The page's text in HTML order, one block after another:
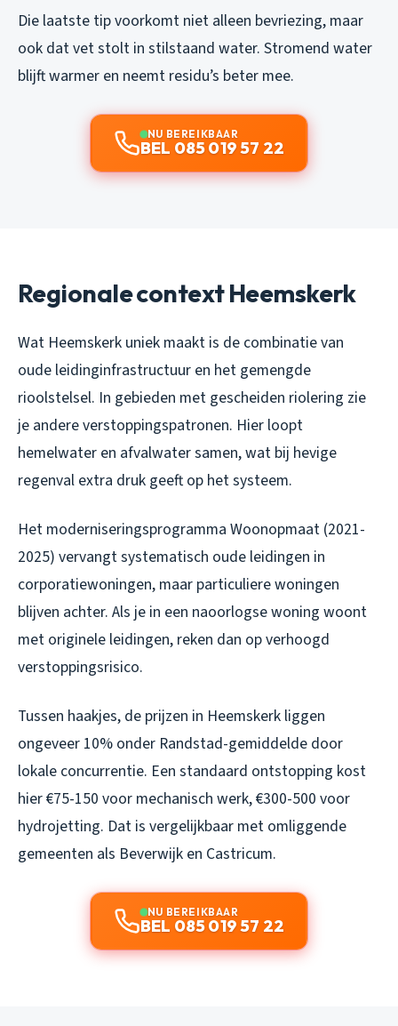
Die laatste tip voorkomt niet alleen bevriezing, maar
ook dat vet stolt in stilstaand water. Stromend water
blijft warmer en neemt residu’s beter mee.
NU BEREIKBAAR
BEL 085 019 57 22
Regionale context Heemskerk
Wat Heemskerk uniek maakt is de combinatie van
oude leidinginfrastructuur en het gemengde
rioolstelsel. In gebieden met gescheiden riolering zie
je andere verstoppingspatronen. Hier loopt
hemelwater en afvalwater samen, wat bij hevige
regenval extra druk geeft op het systeem.
Het moderniseringsprogramma Woonopmaat (2021-
2025) vervangt systematisch oude leidingen in
corporatiewoningen, maar particuliere woningen
blijven achter. Als je in een naoorlogse woning woont
met originele leidingen, reken dan op verhoogd
verstoppingsrisico.
Tussen haakjes, de prijzen in Heemskerk liggen
ongeveer 10% onder Randstad-gemiddelde door
lokale concurrentie. Een standaard ontstopping kost
hier €75-150 voor mechanisch werk, €300-500 voor
hydrojetting. Dat is vergelijkbaar met omliggende
gemeenten als Beverwijk en Castricum.
NU BEREIKBAAR
BEL 085 019 57 22